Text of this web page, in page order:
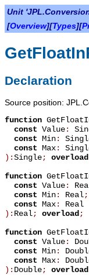
Unit
[Overview][Types][
Declaration
Source position:
function
const Value:
const Min:
const Max:
):Single; overload
function
const Value:
const Min: Real;
const Max: Real
): Real; overload ;
function
const Value:
const Min:
const Max:
): Double; overload